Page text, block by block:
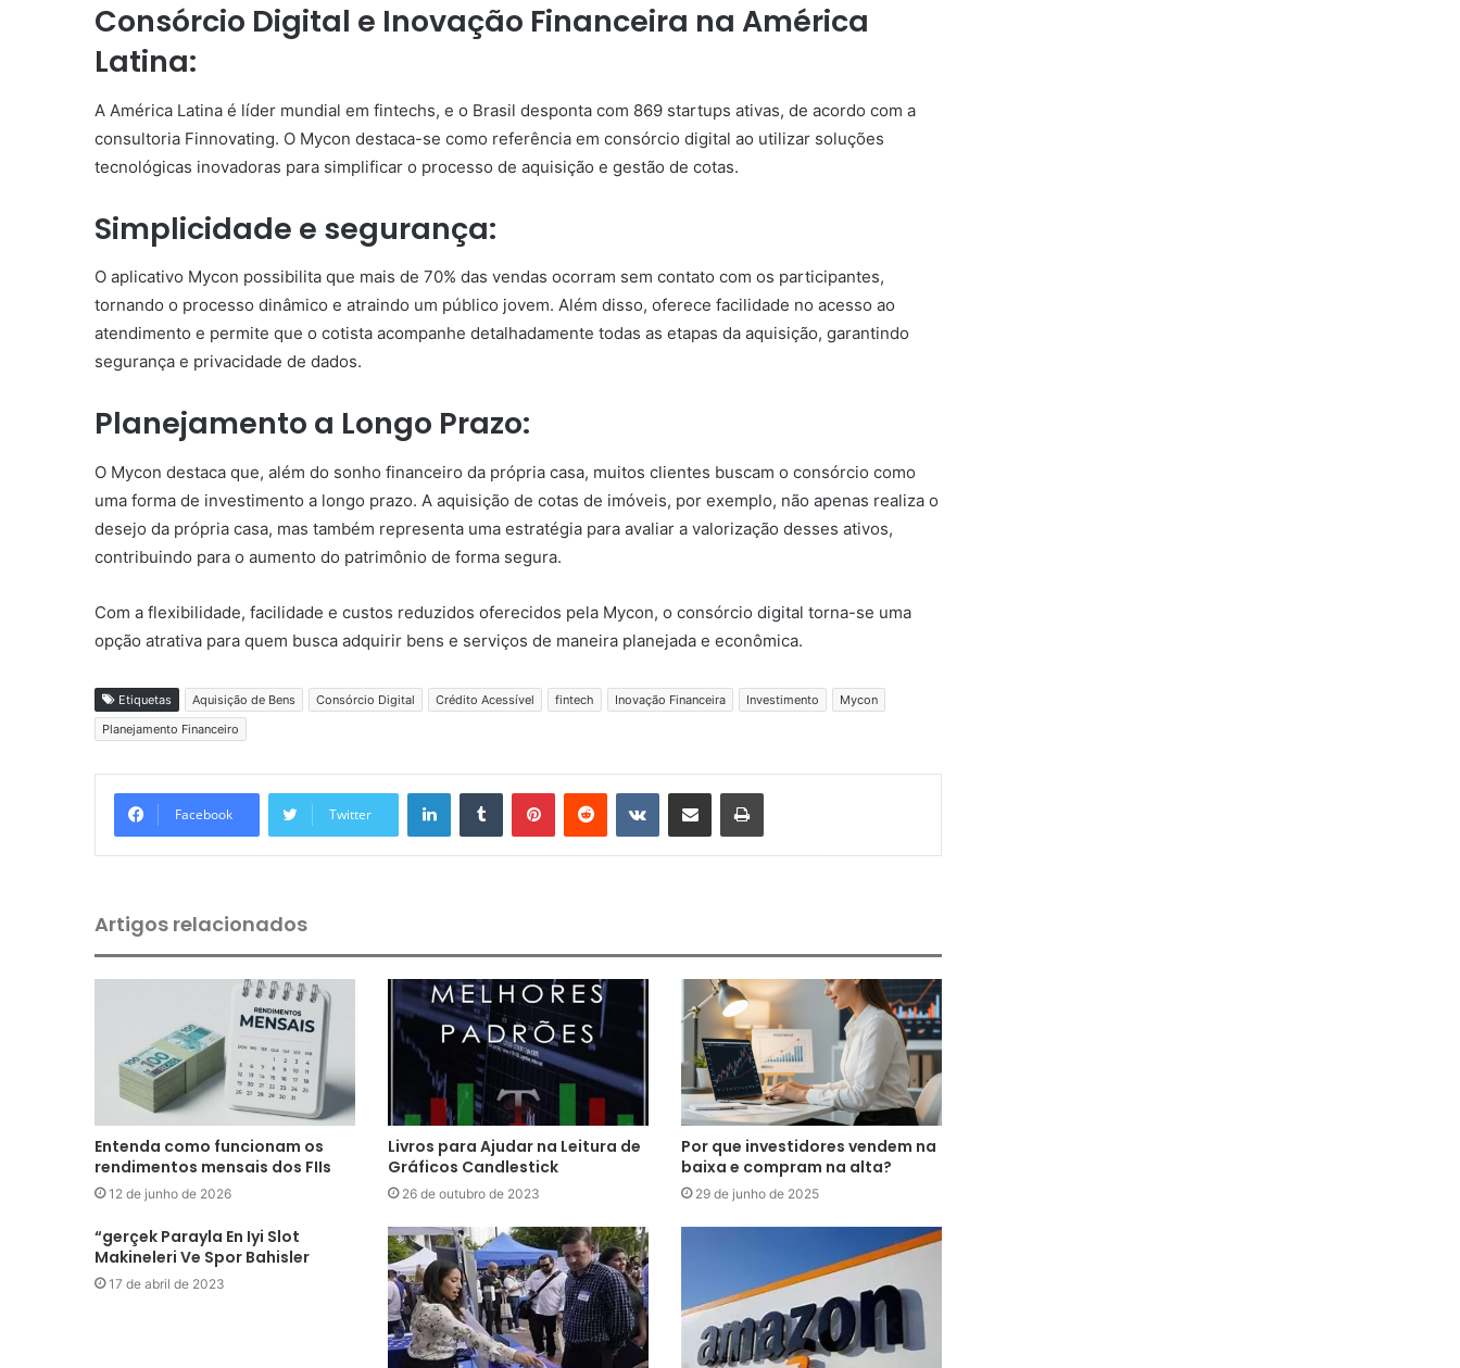
Consórcio Digital e Inovação Financeira na América
Latina:
A América Latina é líder mundial em fintechs, e o Brasil desponta com 869 startups ativas, de acordo com a
consultoria Finnovating. O Mycon destaca-se como referência em consórcio digital ao utilizar soluções
tecnológicas inovadoras para simplificar o processo de aquisição e gestão de cotas.
Simplicidade e segurança:
O aplicativo Mycon possibilita que mais de 70% das vendas ocorram sem contato com os participantes,
tornando o processo dinâmico e atraindo um público jovem. Além disso, oferece facilidade no acesso ao
atendimento e permite que o cotista acompanhe detalhadamente todas as etapas da aquisição, garantindo
segurança e privacidade de dados.
Planejamento a Longo Prazo:
O Mycon destaca que, além do sonho financeiro da própria casa, muitos clientes buscam o consórcio como
uma forma de investimento a longo prazo. A aquisição de cotas de imóveis, por exemplo, não apenas realiza o
desejo da própria casa, mas também representa uma estratégia para avaliar a valorização desses ativos,
contribuindo para o aumento do patrimônio de forma segura.
Com a flexibilidade, facilidade e custos reduzidos oferecidos pela Mycon, o consórcio digital torna-se uma
opção atrativa para quem busca adquirir bens e serviços de maneira planejada e econômica.
Etiquetas Aquisição de Bens Consórcio Digital Crédito Acessível fintech Inovação Financeira Investimento
Mycon
Planejamento Financeiro
Facebook Twitter
Artigos relacionados
Entenda como funcionam os
rendimentos mensais dos FIIs
12 de junho de 2026
Livros para Ajudar na Leitura de
Gráficos Candlestick
26 de outubro de 2023
Por que investidores vendem na
baixa e compram na alta?
29 de junho de 2025
“gerçek Parayla En Iyi Slot
Makineleri Ve Spor Bahisler
17 de abril de 2023